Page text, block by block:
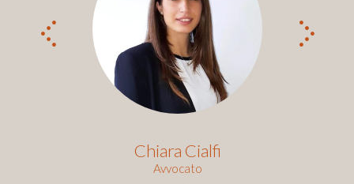
Chiara Cialfi
Avvocato